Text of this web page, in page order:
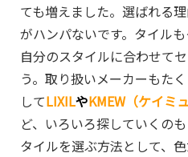
ても増えました。選ばれる
がハンパないです。タイル
自分のスタイルに合わせて
う。取り扱いメーカーもた
してLIXILやKMEW（ケイミ
ど、いろいろ探していくのも
タイルを選ぶ方法として、